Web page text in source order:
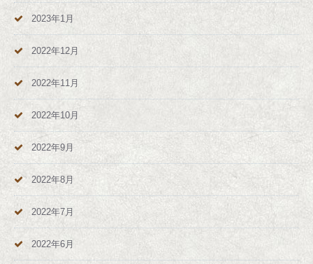
2023年1月
2022年12月
2022年11月
2022年10月
2022年9月
2022年8月
2022年7月
2022年6月